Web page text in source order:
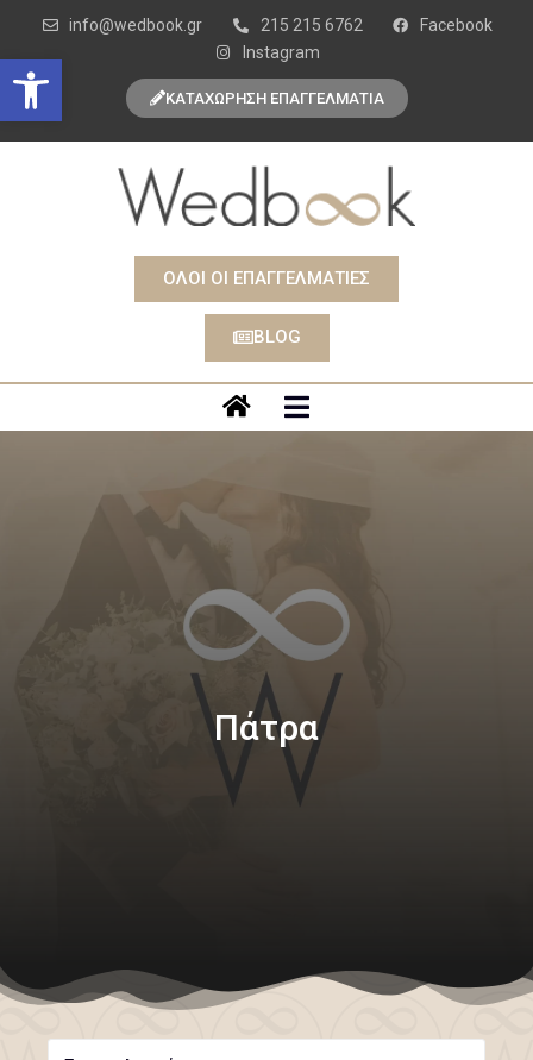
info@wedbook.gr 215 215 6762
Facebook
Instagram
ΚΑΤΑΧΩΡΗΣΗ ΕΠΑΓΓΕΛΜΑΤΙΑ
ΟΛΟΙ ΟΙ ΕΠΑΓΓΕΛΜΑΤΙΕΣ
BLOG
Πάτρα
Open toolbar